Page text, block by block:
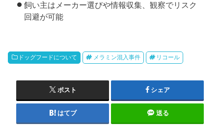
飼い主はメーカー選びや情報収集、観察でリスク
回避が可能
ドッグフードについて メラミン混入事件 リコール
ポスト シェア
はてブ 送る